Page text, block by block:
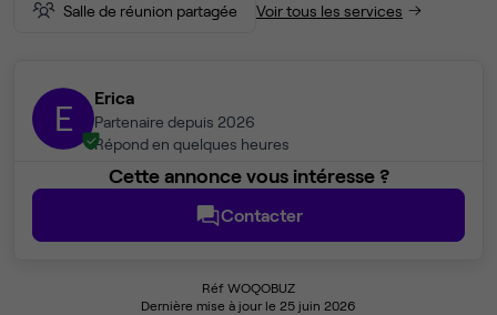
Salle de réunion partagée Voir tous les services
E Erica
Partenaire depuis 2026
Répond en quelques heures
Cette annonce vous intéresse ?
Contacter
Réf WOQOBUZ
Dernière mise à jour le 25 juin 2026